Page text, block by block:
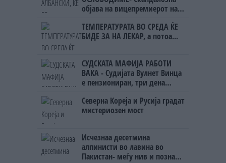
објава на вицепремиерот на
ТЕМПЕРАТУРАТА ВО СРЕДА ЌЕ
БИДЕ ЗА НА ЛЕКАР, а потоа...
СУДСКАТА МАФИЈА РАБОТИ
ВАКА - Судијата Вулнет Винца
е пензиониран, три дена
на бизнисменот Марковски
Северна Кореја и Русија градат
мистериозен мост
Исчезнаа десетмина
алпинисти во лавина во
Пакистан- меѓу нив и познат